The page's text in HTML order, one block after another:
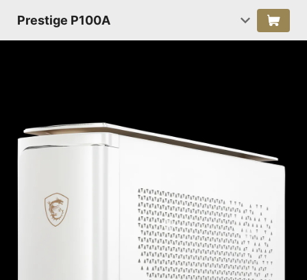
Prestige P100A